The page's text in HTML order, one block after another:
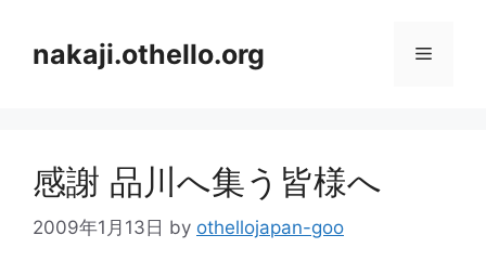
nakaji.othello.org メ
感謝 品川へ集う皆様へ
2009年1月13日 by othellojapan-goo